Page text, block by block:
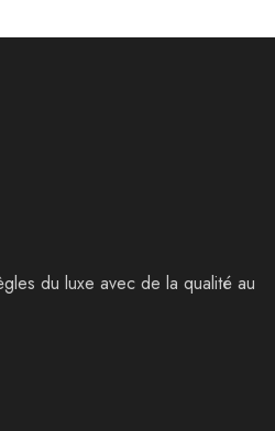
du luxe avec de la qualité au